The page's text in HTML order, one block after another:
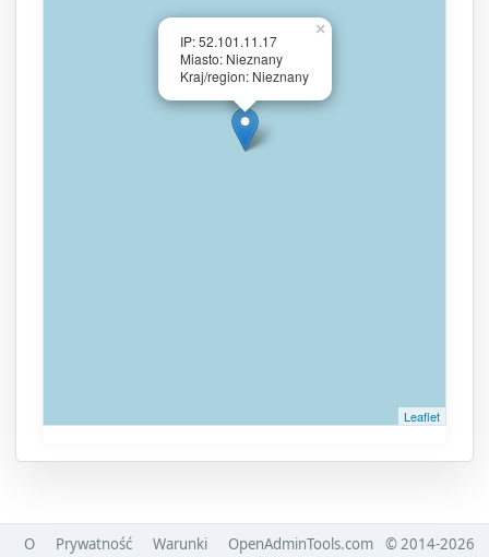
IP: 52.101.11.17
Miasto: Nieznany
Kraj/region: Nieznany
×
Leaflet
O Prywatność Warunki OpenAdminTools.com © 2014-2026